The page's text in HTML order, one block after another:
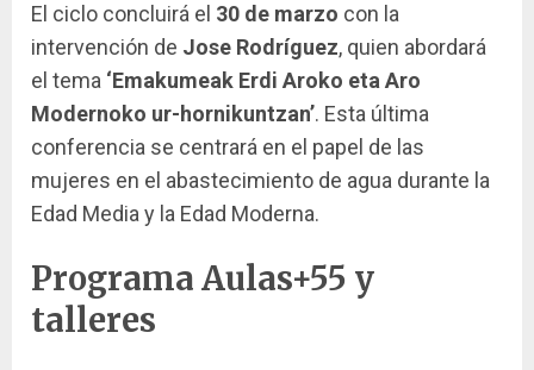
El ciclo concluirá el 30 de marzo con la
intervención de Jose Rodríguez, quien abordará
el tema ‘Emakumeak Erdi Aroko eta Aro
Modernoko ur-hornikuntzan’. Esta última
conferencia se centrará en el papel de las
mujeres en el abastecimiento de agua durante la
Edad Media y la Edad Moderna.
Programa Aulas+55 y
talleres